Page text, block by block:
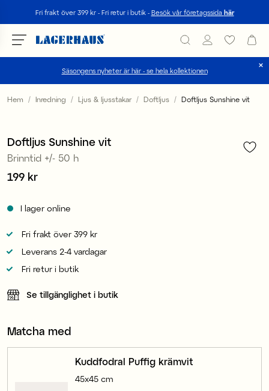
Fri frakt över 399 kr - Fri retur i butik - Besök vår företagssida här
Säsongens nyheter är här - se hela kollektionen
Välj språk / valuta
FI / EUR
Hem Inredning Ljus & ljusstakar Doftljus
Doftljus Sunshine vit
Doftljus Sunshine vit
Brinntid +/- 50 h
Pris :199 kr
199 kr
I lager online
Fri frakt över 399 kr
Leverans 2-4 vardagar
Fri retur i butik
Se tillgänglighet i butik
Matcha med
Kuddfodral Puffig krämvit
45x45 cm